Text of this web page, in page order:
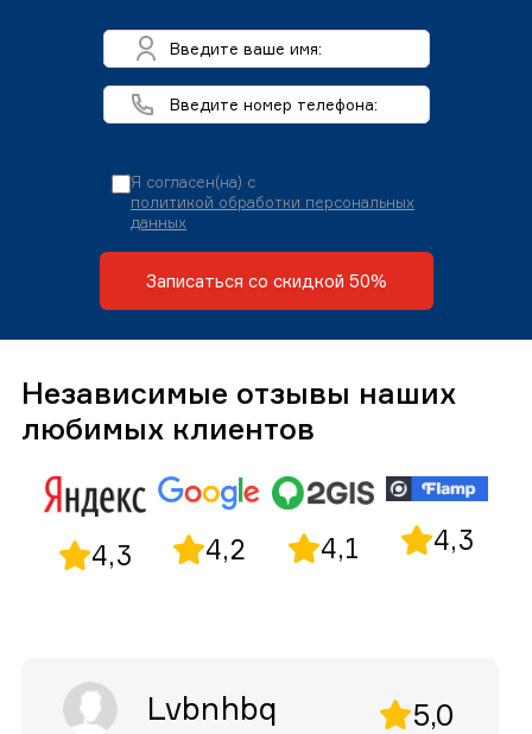
Я согласен(на) с
политикой обработки персональных
данных
Записаться со скидкой 50%
Независимые отзывы наших
любимых клиентов
4,3 4,2 4,1 4,3
Lvbnhbq 5,0